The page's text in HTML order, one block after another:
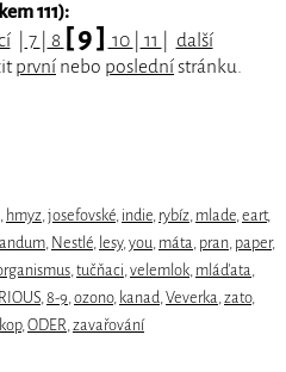
111):
| 7 8 [ 9 ] 10 11
další
první nebo poslednístránku.
, hmyz,josefovské, indie, rybíz, mlade,eart,
, Nestlé, lesy,you, máta, pran, paper,
,tučňaci,velemlok, mláďata,
,8-9,ozono, kanad,Veverka,zato,
,ODER,zavařování